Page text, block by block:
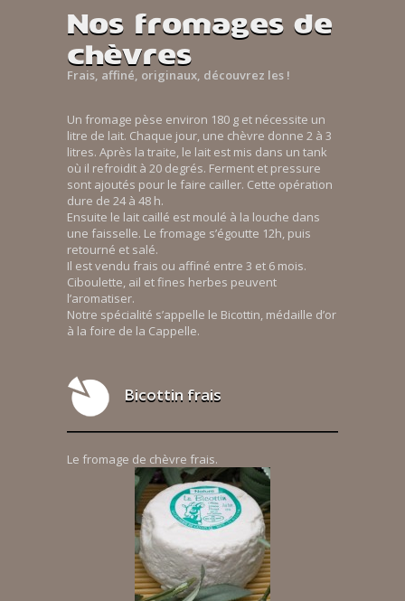
Nos fromages de
chèvres
Frais, affiné, originaux, découvrez les !
Un fromage pèse environ 180 g et nécessite un
litre de lait. Chaque jour, une chèvre donne 2 à 3
litres. Après la traite, le lait est mis dans un tank
où il refroidit à 20 degrés. Ferment et pressure
sont ajoutés pour le faire cailler. Cette opération
dure de 24 à 48 h.
Ensuite le lait caillé est moulé à la louche dans
une faisselle. Le fromage s’égoutte 12h, puis
retourné et salé.
Il est vendu frais ou affiné entre 3 et 6 mois.
Ciboulette, ail et fines herbes peuvent
l’aromatiser.
Notre spécialité s’appelle le Bicottin, médaille d’or
à la foire de la Cappelle.
Bicottin frais
Le fromage de chèvre frais.